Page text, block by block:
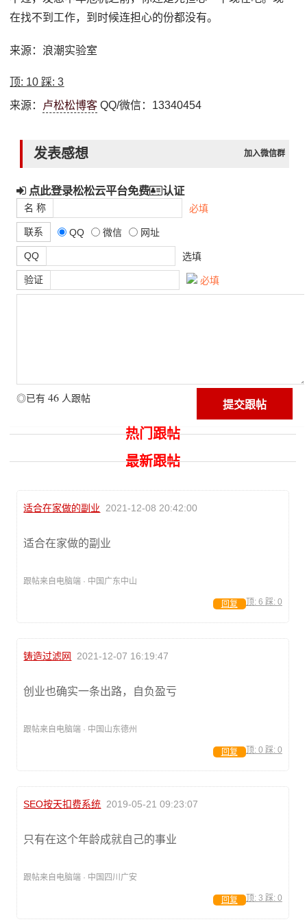
在找不到工作，到时候连担心的份都没有。
来源：浪潮实验室
顶: 10 踩:3
来源： 卢松松博客 QQ/微信：13340454
发表感想 加入微信群
点此登录松松云平台免费 认证
名 称 必填
联系 QQ 微信 网址
QQ 选填
验证 必填
◎已有 46 人跟帖
热门跟帖
最新跟帖
适合在家做的副业 2021-12-08 20:42:00
适合在家做的副业
跟帖来自电脑端 · 中国广东中山
顶: 6 踩: 0
回复
铸造过滤网 2021-12-07 16:19:47
创业也确实一条出路，自负盈亏
跟帖来自电脑端 · 中国山东德州
顶: 0 踩: 0
回复
SEO按天扣费系统 2019-05-21 09:23:07
只有在这个年龄成就自己的事业
跟帖来自电脑端 · 中国四川广安
顶: 3 踩: 0
回复